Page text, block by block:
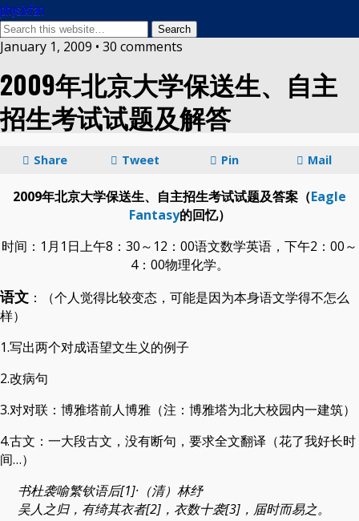
physixfan
January 1, 2009 • 30 comments
2009年北京大学保送生、自主
招生考试试题及解答
Share Tweet Pin Mail
2009年北京大学保送生、自主招生考试试题及答案（Eagle
Fantasy的回忆）
时间：1月1日上午8：30～12：00语文数学英语，下午2：00～
4：00物理化学。
语文 ：（个人觉得比较变态，可能是因为本身语文学得不怎么
样）
1.写出两个对成语望文生义的例子
2.改病句
3.对对联：博雅塔前人博雅（注：博雅塔为北大校园内一建筑）
4.古文：一大段古文，没有断句，要求全文翻译（花了我好长时
间…）
书杜袭喻繁钦语后[1]·（清）林纾
吴人之归，有绮其衣者[2]，衣数十袭[3]，届时而易之。